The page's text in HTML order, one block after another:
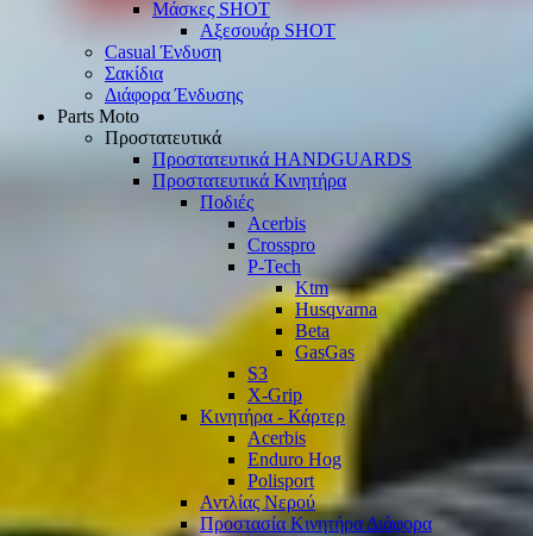
Μάσκες SHOT
Αξεσουάρ SHOT
Casual Ένδυση
Σακίδια
Διάφορα Ένδυσης
Parts Moto
Προστατευτικά
Προστατευτικά HANDGUARDS
Προστατευτικά Κινητήρα
Ποδιές
Acerbis
Crosspro
P-Tech
Ktm
Husqvarna
Beta
GasGas
S3
X-Grip
Κινητήρα - Κάρτερ
Acerbis
Enduro Hog
Polisport
Αντλίας Νερού
Προστασία Κινητήρα Διάφορα